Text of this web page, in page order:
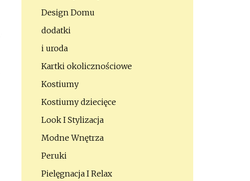
Design Domu
dodatki
i uroda
Kartki okolicznościowe
Kostiumy
Kostiumy dziecięce
Look I Stylizacja
Modne Wnętrza
Peruki
Pielęgnacja I Relax